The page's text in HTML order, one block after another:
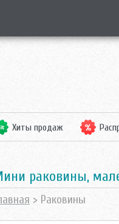
Хиты продаж
Мини раковины,
> Раковины